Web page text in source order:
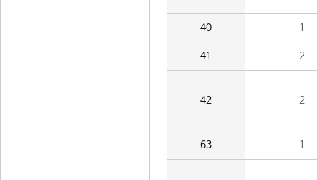
40 1
41 2
42 2
63 1